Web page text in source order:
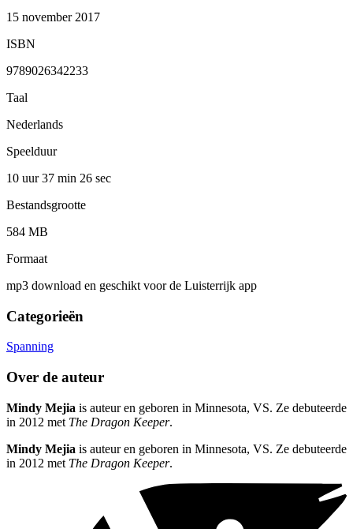
15 november 2017
ISBN
9789026342233
Taal
Nederlands
Speelduur
10 uur 37 min 26 sec
Bestandsgrootte
584 MB
Formaat
mp3 download en geschikt voor de Luisterrijk app
Categorieën
Spanning
Over de auteur
Mindy Mejia is auteur en geboren in Minnesota, VS. Ze debuteerde
in 2012 met The Dragon Keeper.
Mindy Mejia is auteur en geboren in Minnesota, VS. Ze debuteerde
in 2012 met The Dragon Keeper.